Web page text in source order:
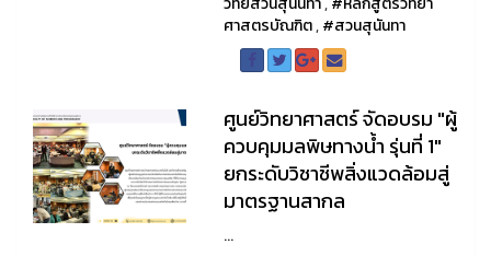
ศาสตรบัณฑิต,#สวนสุนันทา
ศูนย์วิทยาศาสตร์ จัดอบรม "ผู้
ควบคุมมลพิษทางน้ำ รุ่นที่ 1"
ยกระดับวิชาชีพสิ่งแวดล้อมสู่
มาตรฐานสากล
...